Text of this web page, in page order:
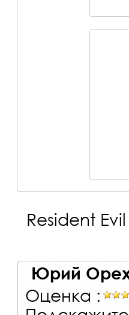
Resident
Юрий
Оценка :